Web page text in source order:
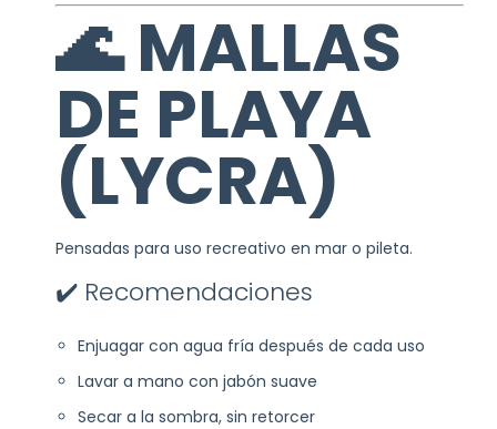
🌊 MALLAS
DE PLAYA
(LYCRA)
Pensadas para uso recreativo en mar o pileta.
✔️ Recomendaciones
Enjuagar con agua fría después de cada uso
Lavar a mano con jabón suave
Secar a la sombra, sin retorcer